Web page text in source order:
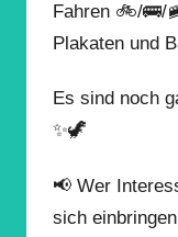
Fahren 🚲/🚌/
Plakaten und
Es sind noch
✨🦖
📢 Wer
sich